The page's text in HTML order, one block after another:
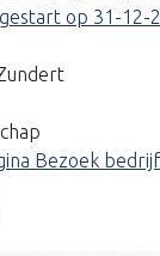
op 31-12-
Bezoek